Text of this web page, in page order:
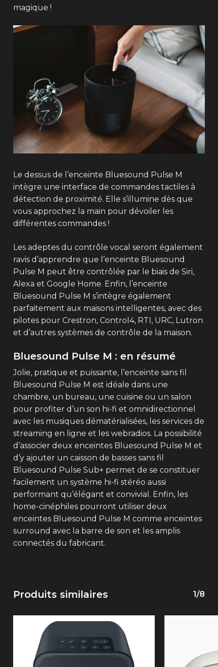
magique !
Le dessus de l’enceinte Bluesound Pulse M
intègre une interface de commandes tactiles à
détection de proximité. Elle s’illumine dès que
vous approchez la main pour dévoiler les
différentes commandes !
Les adeptes du contrôle vocal seront également
ravis d’apprendre que l’enceinte Bluesound
Pulse M peut être contrôlée par le biais de Siri,
Alexa et Google Home. Enfin, l’enceinte
Bluesound Pulse M s’intègre également
parfaitement aux maisons intelligentes, avec des
pilotes pour Crestron, Control4, RTI, URC, Lutron
et d’autres systèmes de contrôle de la maison.
Bluesound Pulse M : en résumé
Jolie, pratique et puissante, l’enceinte sans fil
Bluesound Pulse M est idéale dans une
chambre, un bureau, une cuisine ou un salon
pour profiter d’un son hi-fi et omnidirectionnel
avec les musiques dématérialisées, les services de
streaming en ligne et les webradios. La possibilité
d’associer deux enceintes Bluesound Pulse M et
d’y ajouter un caisson de basses sans fil
Bluesound Pulse Sub+ permet de se constituer
facilement un système hi-fi stéréo aussi
performant qu’élégant et convivial. Enfin, les
home-cinéphiles pourront utiliser deux
enceintes Bluesound Pulse M comme enceintes
surround avec la barre de son et les amplis
connectés du fabricant.
Produits similaires 1/8